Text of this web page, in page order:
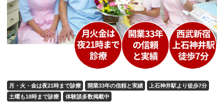
月・火・金は夜21時まで診療 開業33年の信頼と実績
上石神井駅より徒歩7分
土曜も18時まで診療
体験談多数掲載中